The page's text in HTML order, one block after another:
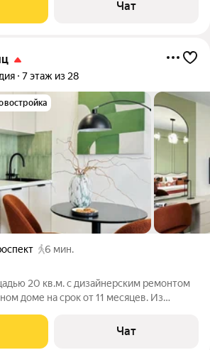
Чат
7 этаж из 28
6 мин.
20 кв.м. с дизайнерским ремонтом
доме на срок от 11 месяцев. Из
Встроенный
с зоной
Чат